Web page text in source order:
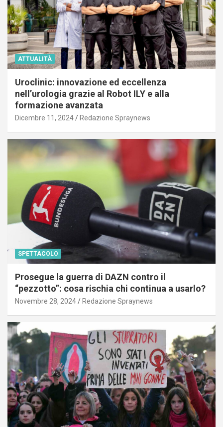
ATTUALITÀ
Uroclinic: innovazione ed eccellenza
nell’urologia grazie al Robot ILY e alla
formazione avanzata
Dicembre 11, 2024 Redazione Spraynews
SPETTACOLO
Prosegue la guerra di DAZN contro il
“pezzotto”: cosa rischia chi continua a usarlo?
Novembre 28, 2024 Redazione Spraynews